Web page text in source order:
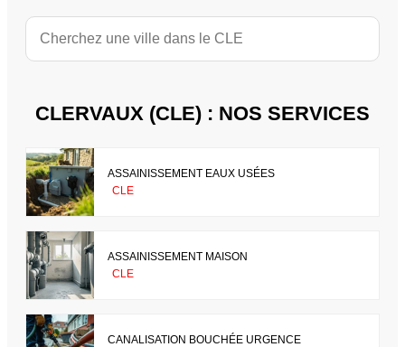
CLERVAUX (CLE) : NOS SERVICES
ASSAINISSEMENT EAUX USÉES
CLE
ASSAINISSEMENT MAISON
CLE
CANALISATION BOUCHÉE URGENCE